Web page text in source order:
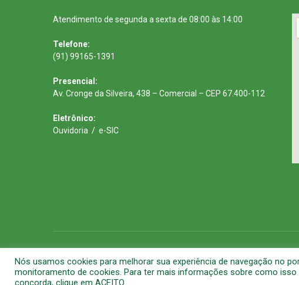
Atendimento de segunda a sexta de 08:00 às 14:00
Telefone:
(91) 99165-1391
Presencial:
Av. Cronge da Silveira, 438 – Comercial – CEP 67.400-112
Eletrônico:
Ouvidoria / e-SIC
Nós usamos cookies para melhorar sua experiência de navegação no
monitoramento de cookies. Para ter mais informações sobre como
concorda, clique em ACEITO.